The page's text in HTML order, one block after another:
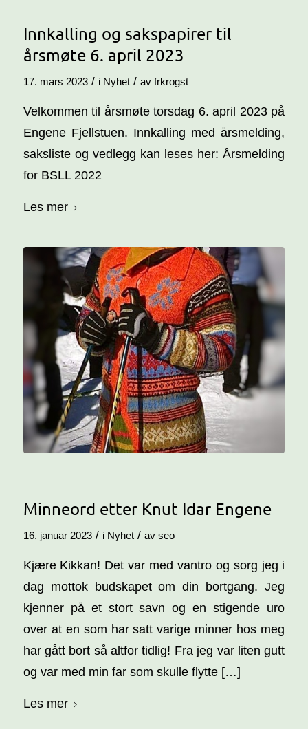
Innkalling og sakspapirer til
årsmøte 6. april 2023
17. mars 2023 / i Nyhet / av frkrogst
Velkommen til årsmøte torsdag 6. april 2023 på
Engene Fjellstuen. Innkalling med årsmelding,
saksliste og vedlegg kan leses her: Årsmelding
for BSLL 2022
Les mer
Minneord etter Knut Idar Engene
16. januar 2023 / i Nyhet / av seo
Kjære Kikkan! Det var med vantro og sorg jeg i
dag mottok budskapet om din bortgang. Jeg
kjenner på et stort savn og en stigende uro
over at en som har satt varige minner hos meg
har gått bort så altfor tidlig! Fra jeg var liten gutt
og var med min far som skulle flytte […]
Les mer